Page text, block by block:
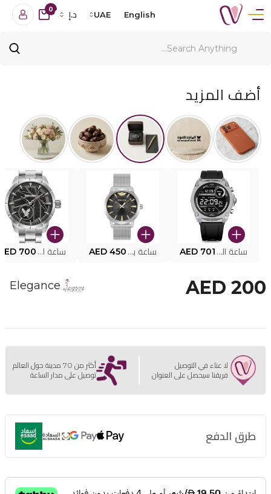
English
UAE د.إ
0
أضف المزيد
ساعة البوليس الذكية MY.AVATAR PEIUN0000101 AED 701 ساعة بوليس للرجال PEWJG0005002 AED 450 ساعة البوليس PEWJG2227302 700
AED 200
Elegance
لا عناء في التوصيل
فريقنا سيحصل على العنوان
أكثر من 70 مدينة حول العالم
توصيل على مدار الساعة
طرق الدفع